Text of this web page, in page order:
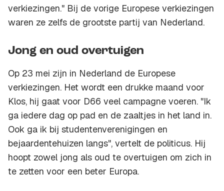
verkiezingen." Bij de vorige Europese verkiezingen
waren ze zelfs de grootste partij van Nederland.
Jong en oud overtuigen
Op 23 mei zijn in Nederland de Europese
verkiezingen. Het wordt een drukke maand voor
Klos, hij gaat voor D66 veel campagne voeren. "Ik
ga iedere dag op pad en de zaaltjes in het land in.
Ook ga ik bij studentenverenigingen en
bejaardentehuizen langs", vertelt de politicus. Hij
hoopt zowel jong als oud te overtuigen om zich in
te zetten voor een beter Europa.